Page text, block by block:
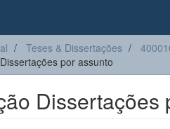
Teses & Dissertações
por assunto
Dissertações